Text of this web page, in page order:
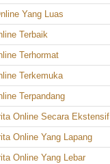
Yang Luas
Terbaik
Terhormat
Terkemuka
Terpandang
Online Secara Ekstensif
Online Yang Lapang
Online Yang Lebar